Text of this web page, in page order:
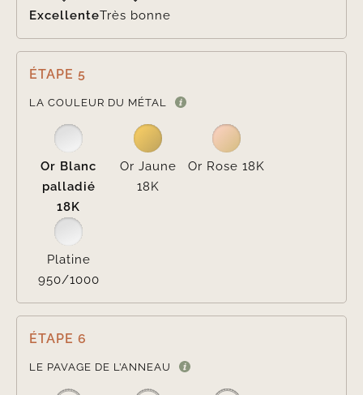
ExcellenteTrès bonne
ÉTAPE 5
LA COULEUR DU MÉTAL
Or Blanc
palladié
18K
Or Jaune
18K
Or Rose 18K
Platine
950/1000
ÉTAPE 6
LE PAVAGE DE L’ANNEAU